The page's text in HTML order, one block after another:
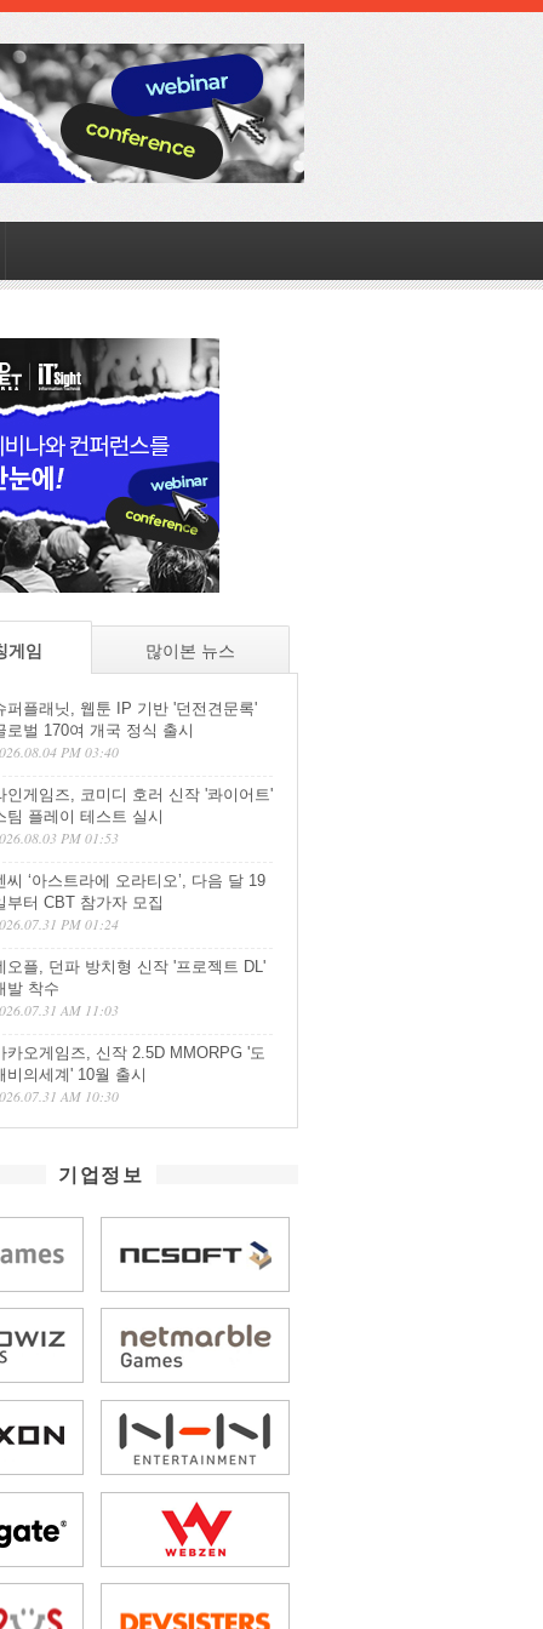
게임 많이본 뉴스
퍼플래닛, 웹툰 IP 기반 '던전견문록'
로벌 170여 개국 정식 출시
PM 03:40
인게임즈, 코미디 호러 신작 '콰이어트'
팀 플레이 테스트 실시
PM 01:53
씨 ‘아스트라에 오라티오’, 다음 달 19
부터 CBT 참가자 모집
PM 01:24
오플, 던파 방치형 신작 '프로젝트 DL'
발 착수
AM 11:03
카오게임즈, 신작 2.5D MMORPG '도
비의세계' 10월 출시
AM 10:30
기업정보